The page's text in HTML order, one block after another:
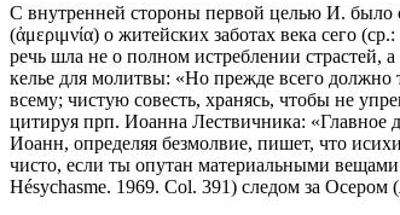
С внутренней стороны первой целью И. было
(ἀμεριμνία) о житейских заботах века сего
речь шла не о полном истреблении страстей,
келье для молитвы: «Но прежде всего должно
всему; чистую совесть, хранясь, чтобы не
цитируя прп. Иоанна Лествичника: «Главное
Иоанн, определяя безмолвие, пишет, что
чисто, если ты опутан материальными
Hésychasme. 1969. Col. 391) следом за Осером (